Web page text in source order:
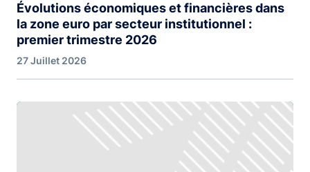
Évolutions économiques et financières dans
la zone euro par secteur institutionnel :
premier trimestre 2026
27 Juillet 2026